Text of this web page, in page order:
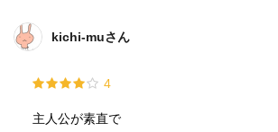
kichi-muさん
4
主人公が素直で